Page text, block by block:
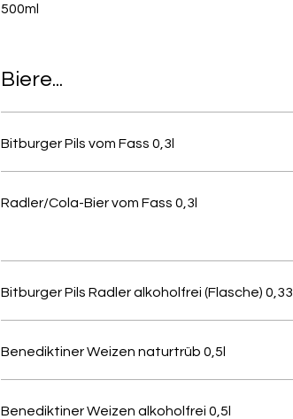
500ml
Biere...
Bitburger Pils vom Fass 0,3l
Radler/Cola-Bier vom Fass 0,3l
Bitburger Pils Radler alkoholfrei (Flasche) 0,33l
Benediktiner Weizen naturtrüb 0,5l
Benediktiner Weizen alkoholfrei 0,5l